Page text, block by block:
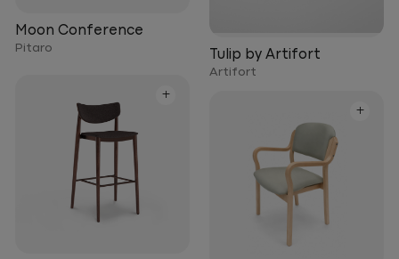
Tulip by Artifort
Artifort
Moon Conference
Pitaro
+
+